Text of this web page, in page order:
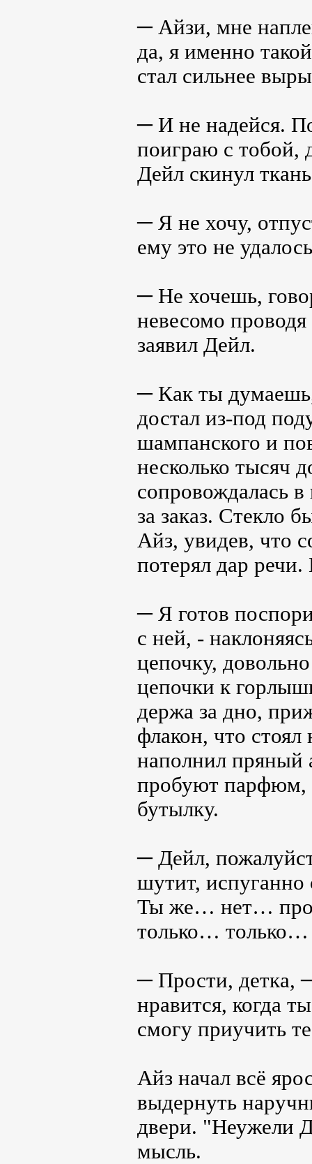
─ Айзи, мне
да, я именно
стал сильнее
─ И не надейся.
поиграю с тобой,
Дейл скинул
─ Я не хочу,
ему это не
─ Не хочешь,
невесомо
заявил Дейл.
─ Как ты
достал из-под
шампанского и
несколько тысяч
сопровождалась
за заказ. Стекло
Айз, увидев, что
потерял дар
─ Я готов
с ней, -
цепочку,
цепочки к
держа за дно,
флакон, что
наполнил пряный
пробуют парфюм,
бутылку.
─ Дейл,
шутит,
Ты же… нет…
только… только…
─ Прости, детка,
нравится, когда
смогу приучить
Айз начал всё
выдернуть
двери. "Неужели
мысль.